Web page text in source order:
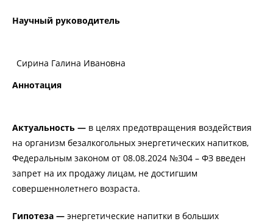
Научный руководитель
Сирина Галина Ивановна
Аннотация
Актуальность — в целях предотвращения воздействия
на организм безалкогольных энергетических напитков,
Федеральным законом от 08.08.2024 №304 – ФЗ введен
запрет на их продажу лицам, не достигшим
совершеннолетнего возраста.
Гипотеза — энергетические напитки в больших